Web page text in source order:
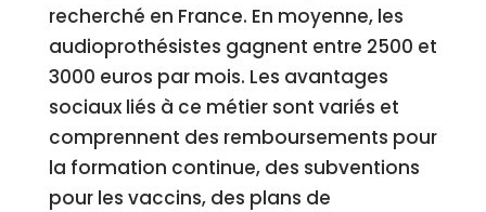
recherché en France. En moyenne, les
audioprothésistes gagnent entre 2500 et
3000 euros par mois. Les avantages
sociaux liés à ce métier sont variés et
comprennent des remboursements pour
la formation continue, des subventions
pour les vaccins, des plans de